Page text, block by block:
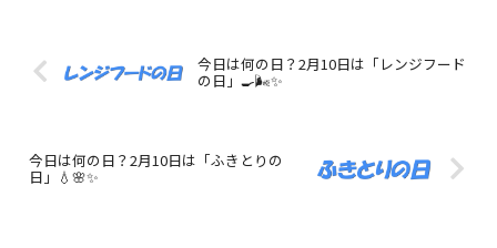
今日は何の日？2月10日は「レンジフード
の日」🍳🌬️✨
今日は何の日？2月10日は「ふきとりの
日」💧🌸✨